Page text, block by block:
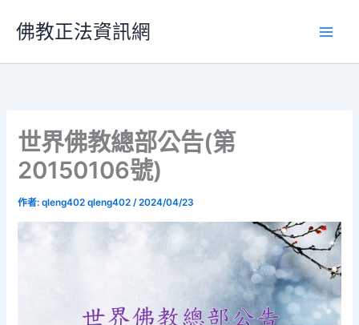
要
佛教正法資訊網
世界佛教總部公告(第
20150106號)
作者:qleng402 qleng402/2024/04/23